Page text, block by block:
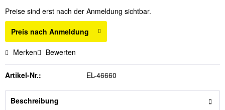
Preise sind erst nach der Anmeldung sichtbar.
Preis nach Anmeldung
Merken Bewerten
Artikel-Nr.: EL-46660
Beschreibung